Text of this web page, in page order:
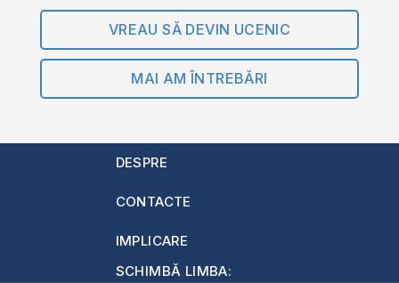
VREAU SĂ DEVIN UCENIC
MAI AM ÎNTREBĂRI
DESPRE
CONTACTE
IMPLICARE
SCHIMBĂ LIMBA: